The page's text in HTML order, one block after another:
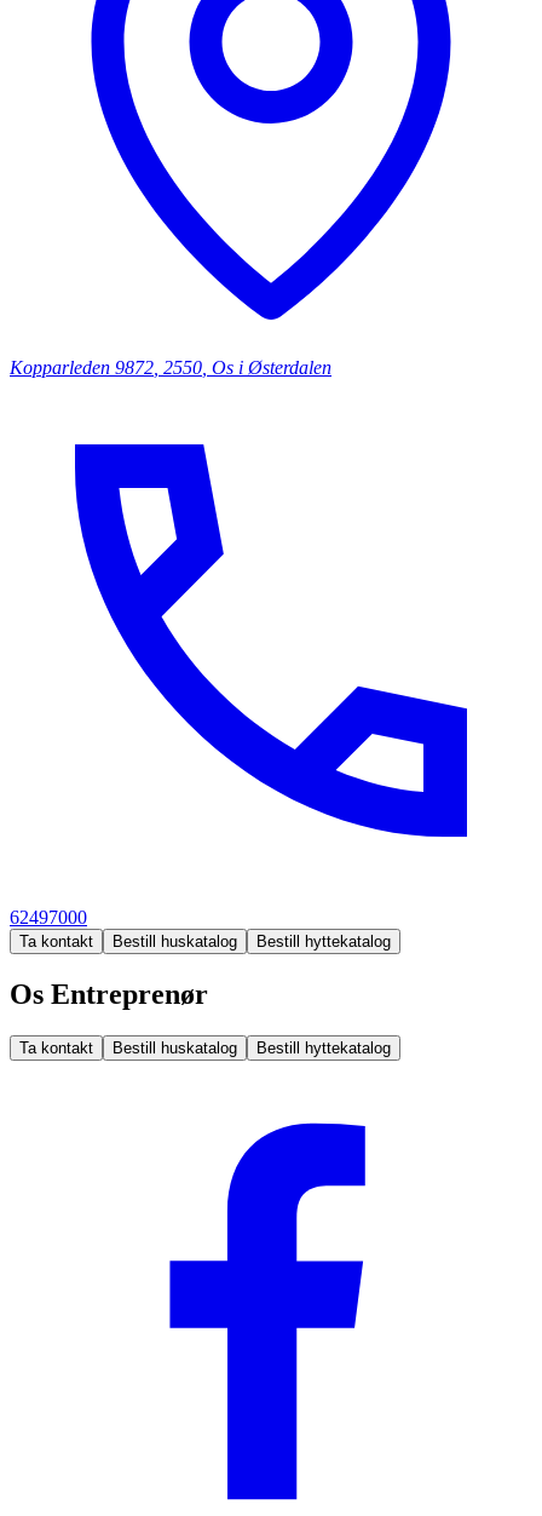
Kopparleden 9872 2550 Os i Østerdalen
62497000
Ta kontakt Bestill huskatalog Bestill hyttekatalog
Os Entreprenør
Ta kontakt Bestill huskatalog Bestill hyttekatalog